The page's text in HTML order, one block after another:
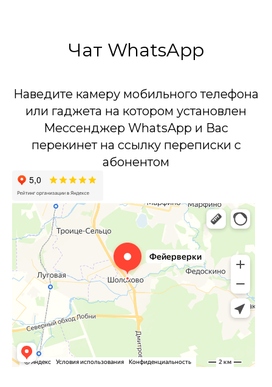
Чат WhatsApp
Наведите камеру мобильного телефона
или гаджета на котором установлен
Мессенджер WhatsApp и Вас
перекинет на ссылку переписки с
абонентом